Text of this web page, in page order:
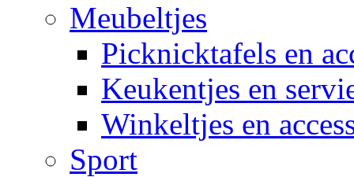
Meubeltjes
Picknicktafels en
Keukentjes en
Winkeltjes en
Sport